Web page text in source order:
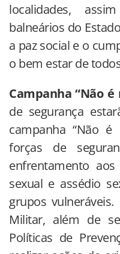
localidades,
balneários do
a paz social e o
o bem estar de
Campanha “Não é
de segurança
campanha “Não é
forças de
enfrentamento
sexual e assédio
grupos
Militar, além de
Políticas de